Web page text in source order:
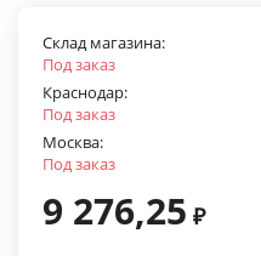
Склад магазина:
Под заказ
Краснодар:
Под заказ
Москва:
Под заказ
9 276,25 ₽